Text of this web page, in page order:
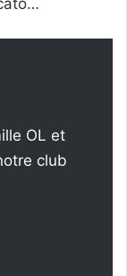
OL et
club